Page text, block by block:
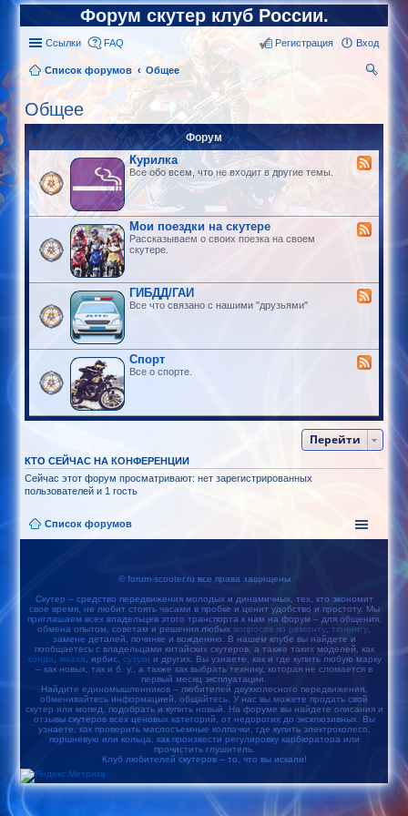
Форум скутер клуб России.
Ссылки FAQ Вход
Регистрация
Список форумов
Общее
Общее
Форум
Курилка
Все обо всем, что не входит в другие темы.
Мои поездки на скутере
Рассказываем о своих поезка на своем
скутере.
ГИБДД/ГАИ
Все что связано с нашими "друзьями"
Спорт
Все о спорте.
Перейти
КТО СЕЙЧАС НА КОНФЕРЕНЦИИ
Сейчас этот форум просматривают: нет зарегистрированных
пользователей и 1 гость
Список форумов
© forum-scooter.ru все права защищены
Скутер – средство передвижения молодых и динамичных, тех, кто экономит
свое время, не любит стоять часами в пробке и ценит удобство и простоту. Мы
приглашаем всех владельцев этого транспорта к нам на форум – для общения,
обмена опытом, советам и решения любых вопросов по ремонту тюнингу
замене деталей, починке и вождению. В нашем клубе вы найдете и
пообщаетесь с владельцами китайских скутеров, а также таких моделей, как
хонда
ямаха , ирбис, сузуки и других. Вы узнаете, как и где купить любую марку
– как новых, так и б. у., а также как выбрать технику, которая не сломается в
первый месяц эксплуатации.
Найдите единомышленников – любителей двухколесного передвижения,
обменивайтесь информацией, общайтесь. У нас вы можете продать свой
скутер или мопед, подобрать и купить новый. На форуме вы найдете описания и
отзывы скутеров всех ценовых категорий, от недорогих до эксклюзивных. Вы
узнаете, как проверить маслосъемные колпачки, где купить электроколесо,
поршневую или кольца, как произвести регулировку карбюратора или
прочистить глушитель.
Клуб любителей скутеров – то, что вы искали!